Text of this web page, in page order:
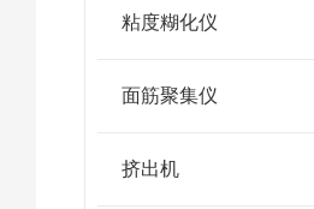
粘度糊化仪
面筋聚集仪
挤出机